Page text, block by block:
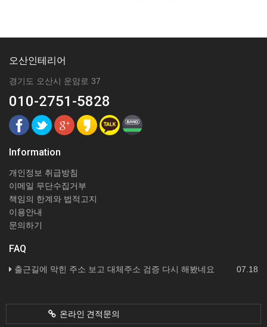
오산인테리어
경기도 오산시 운암로 37
010-2751-5828
Information
개인정보 취급방침
이메일 무단수집거부
책임의 한계와 법적고지
이용안내
문의하기
FAQ
07.18
출근길에 막힌 주소 보고 대체주소 검증 다시 해봤네요
온라인 견적문의